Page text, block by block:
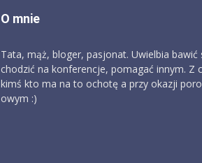
O mnie
Tata, mąż, bloger, pasjonat. Uwielbia bawić
chodzić na konferencje, pomagać innym. Z
kimś kto ma na to ochotę a przy okazji
owym :)